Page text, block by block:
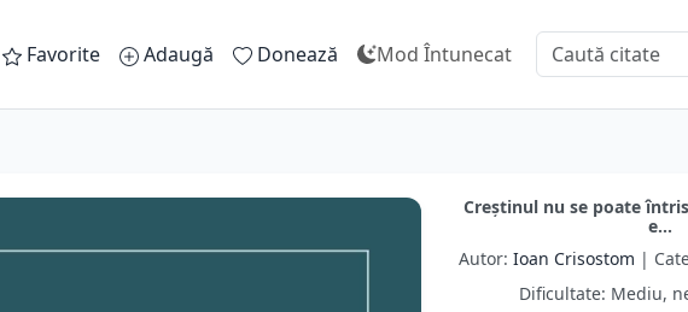
Favorite Adaugă Donează Mod Întunecat
Creştinul nu se poate
e...
Autor: Ioan Crisostom |
Dificultate: Mediu,